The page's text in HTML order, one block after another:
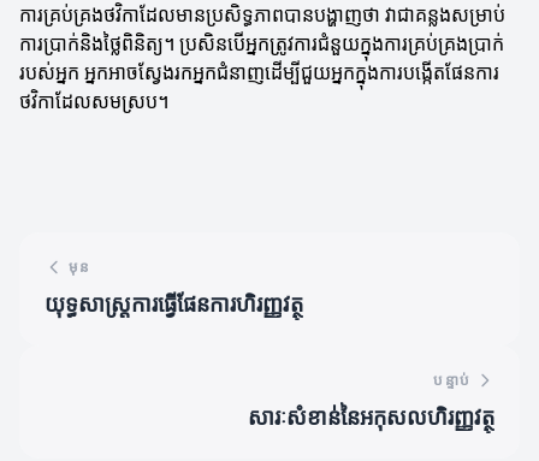
ការគ្រប់គ្រងថវិកាដែលមានប្រសិទ្ធភាពបានបង្ហាញថា វាជាគន្លងសម្រាប់
ការប្រាក់និងថ្លៃពិនិត្យ។ ប្រសិនបើអ្នកត្រូវការជំនួយក្នុងការគ្រប់គ្រងប្រាក់
របស់អ្នក អ្នកអាចស្វែងរកអ្នកជំនាញដើម្បីជួយអ្នកក្នុងការបង្កើតផែនការ
ថវិកាដែលសមស្រប។
មុន
យុទ្ធសាស្ត្រការធ្វើផែនការហិរញ្ញវត្ថុ
បន្ទាប់
សារៈសំខាន់នៃអកុសលហិរញ្ញវត្ថុ